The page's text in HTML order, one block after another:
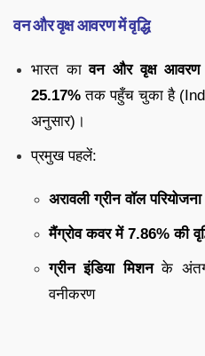
वन और वृक्ष आवरण में वृद्धि
भारत कावन और वृक्ष आवरण
25.17% तक पहुँच चुका है
अनुसार)।
प्रमुख पहलें:
अरावली ग्रीन वॉल परियोजना
मैंग्रोव कवर में 7.86% की
ग्रीन इंडिया मिशनके
वनीकरण